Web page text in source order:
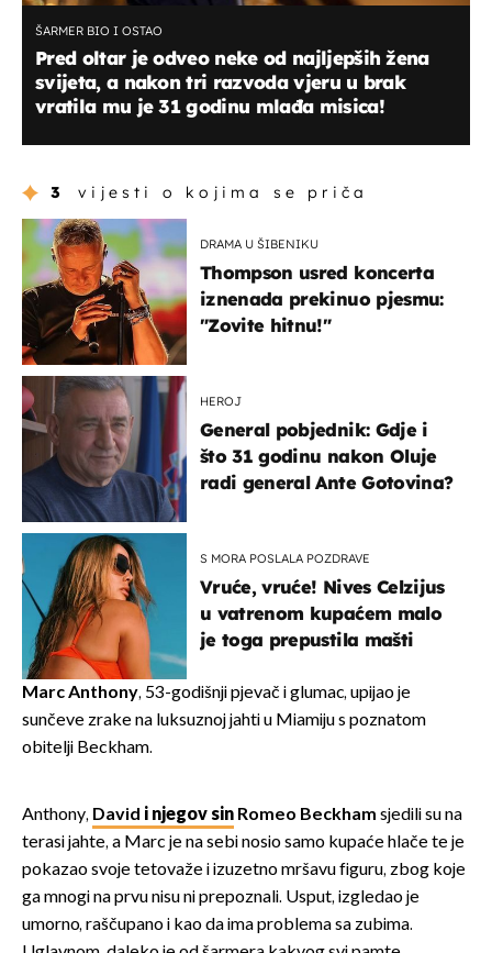
ŠARMER BIO I OSTAO
Pred oltar je odveo neke od najljepših žena
svijeta, a nakon tri razvoda vjeru u brak
vratila mu je 31 godinu mlađa misica!
3 vijesti o kojima se priča
DRAMA U ŠIBENIKU
Thompson usred koncerta
iznenada prekinuo pjesmu:
"Zovite hitnu!"
HEROJ
General pobjednik: Gdje i
što 31 godinu nakon Oluje
radi general Ante Gotovina?
S MORA POSLALA POZDRAVE
Vruće, vruće! Nives Celzijus
u vatrenom kupaćem malo
je toga prepustila mašti
Marc Anthony, 53-godišnji pjevač i glumac, upijao je
sunčeve zrake na luksuznoj jahti u Miamiju s poznatom
obitelji Beckham.
Anthony, David i njegov sin Romeo Beckham sjedili su na
terasi jahte, a Marc je na sebi nosio samo kupaće hlače te je
pokazao svoje tetovaže i izuzetno mršavu figuru, zbog koje
ga mnogi na prvu nisu ni prepoznali. Usput, izgledao je
umorno, raščupano i kao da ima problema sa zubima.